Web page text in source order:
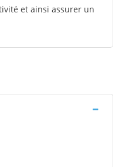
et ainsi assurer un